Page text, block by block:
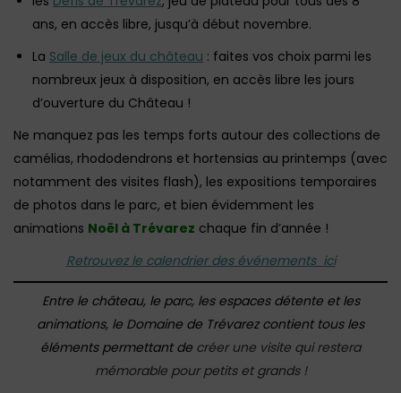
ans, en accès libre, jusqu’à début novembre.
La Salle de jeux du château : faites vos choix parmi les
nombreux jeux à disposition, en accès libre les jours
d’ouverture du Château !
Ne manquez pas les temps forts autour des collections de
camélias, rhododendrons et hortensias au printemps (avec
notamment des visites flash), les expositions temporaires
de photos dans le parc, et bien évidemment les
animations Noël à Trévarez chaque fin d’année !
Retrouvez le calendrier des événements ici
Entre le château, le parc, les espaces détente et les
animations, le Domaine de Trévarez contient tous les
éléments permettant de créer une visite qui restera
mémorable pour petits et grands !